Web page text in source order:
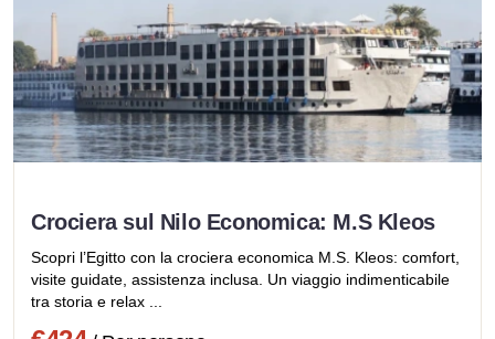
Crociera sul Nilo Economica: M.S Kleos
Scopri l’Egitto con la crociera economica M.S. Kleos: comfort,
visite guidate, assistenza inclusa. Un viaggio indimenticabile
tra storia e relax ...